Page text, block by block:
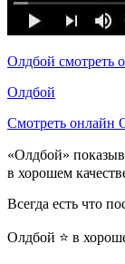
Олдбой смотреть
Олдбой
Смотреть онлайн
«Олдбой»
в хорошем
Всегда есть что
Олдбой ⭐ в